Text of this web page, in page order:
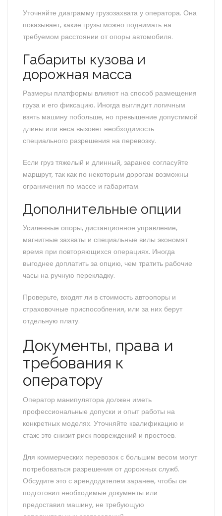
Уточняйте диаграмму грузозахвата у оператора. Она
показывает, какие грузы можно поднимать на
требуемом расстоянии от опоры автомобиля.
Габариты кузова и
дорожная масса
Размеры платформы влияют на способ размещения
груза и его фиксацию. Иногда выглядит логичным
взять машину побольше, но превышение допустимой
длины или веса вызовет необходимость
специального разрешения на перевозку.
Если груз тяжелый и длинный, заранее согласуйте
маршрут, так как по некоторым дорогам возможны
ограничения по массе и габаритам.
Дополнительные опции
Усиленные опоры, дистанционное управление,
магнитные захваты и специальные вилы экономят
время при повторяющихся операциях. Иногда
выгоднее доплатить за опцию, чем тратить рабочие
часы на ручную перекладку.
Проверьте, входят ли в стоимость автоопоры и
страховочные приспособления, или за них берут
отдельную плату.
Документы, права и
требования к
оператору
Оператор манипулятора должен иметь
профессиональные допуски и опыт работы на
конкретных моделях. Уточняйте квалификацию и
стаж: это снизит риск повреждений и простоев.
Для коммерческих перевозок с большим весом могут
потребоваться разрешения от дорожных служб.
Обсудите это с арендодателем заранее, чтобы он
подготовил необходимые документы или
предоставил машину, не требующую